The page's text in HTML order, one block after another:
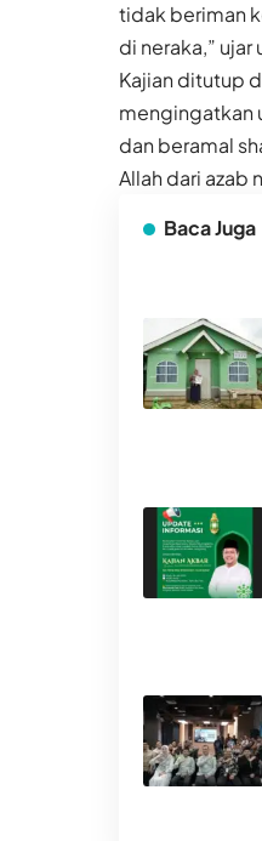
tidak beriman
di neraka,” ujar
Kajian ditutup
mengingatkan
dan beramal
Allah dari azab
Baca Juga